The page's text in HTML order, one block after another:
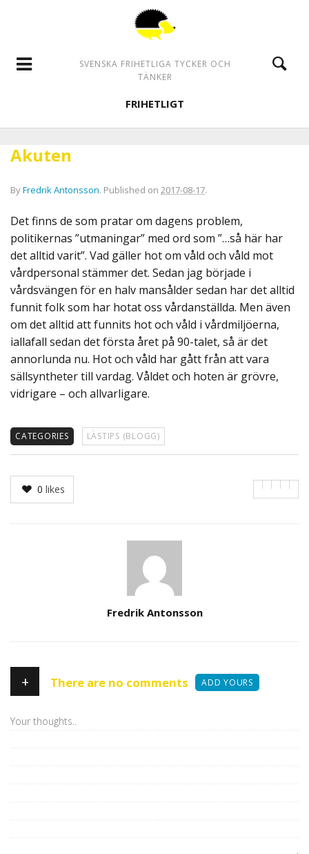
SVENSKA FRIHETLIGA TYCKER OCH
TÄNKER
FRIHETLIGT
Akuten
ByFredrik Antonsson. Published on 2017-08-17.
Det finns de som pratar om dagens problem,
politikernas ”utmaningar” med ord som ”…så här har
det alltid varit”. Vad gäller hot om våld och våld mot
vårdpersonal stämmer det. Sedan jag började i
vårdsvängen för en halv mansålder sedan har det alltid
funnit folk som har hotat oss vårdanställda. Men även
om det alltid att funnits hot och våld i vårdmiljöerna,
iallafall sedan det första året på 90-talet, så är det
annorlunda nu. Hot och våld har gått från att vara
sällsyntheter till vardag. Våldet och hoten är grövre,
vidrigare – och allvarligare.
CATEGORIES LÄSTIPS (BLOGG)
0 likes
Fredrik Antonsson
+ There are no comments ADD YOURS